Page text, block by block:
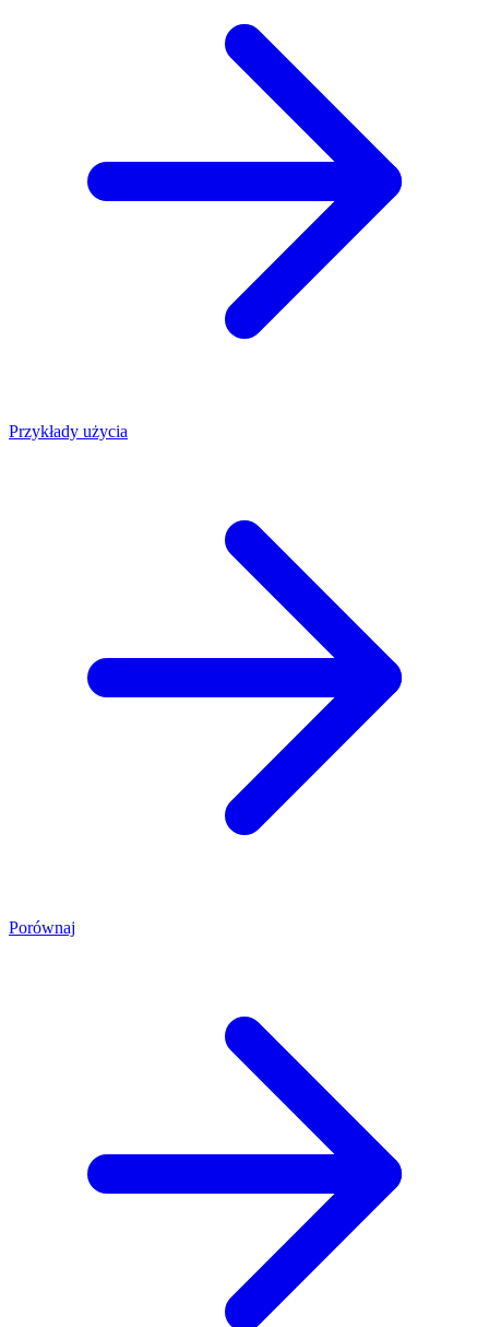
Przykłady użycia
Porównaj